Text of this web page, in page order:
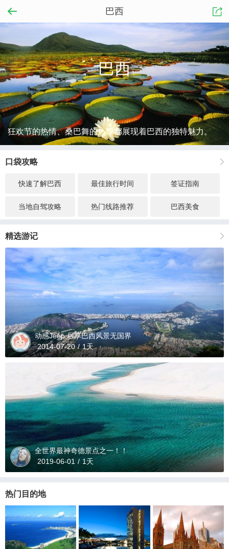
巴西
巴西
狂欢节的热情、桑巴舞的热辣都展现着巴西的独特魅力。
口袋攻略
快速了解巴西 最佳旅行时间 签证指南
当地自驾攻略 热门线路推荐 巴西美食
精选游记
动感Jeep,尽享巴西风景无国界
2014-07-20 / 1天
全世界最神奇德景点之一！！
2019-06-01 / 1天
热门目的地